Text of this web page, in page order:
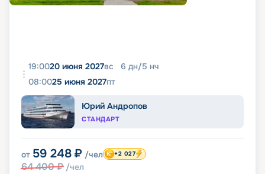
19:0020 июня 2027вс 6 дн/5 нч
08:0025 июня 2027пт
Юрий Андропов
СТАНДАРТ
от 59 248 ₽ /чел
64 400₽ /чел
+2 027